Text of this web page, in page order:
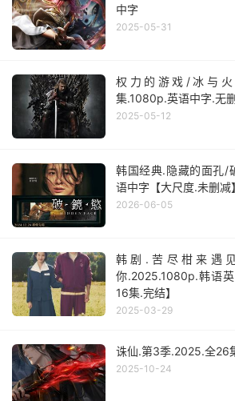
中字
2025-05-31
权力的游戏/冰与
集.1080p.英语中字.无
2025-05-12
韩国经典.隐藏的面孔/
语中字【大尺度.未删减】
2026-06-05
韩剧.苦尽柑来遇
你.2025.1080p.韩语
16集.完结】
2025-03-29
诛仙.第3季.2025.全26
2025-10-24